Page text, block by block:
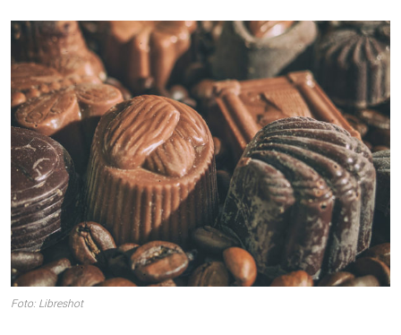
Foto: Libreshot